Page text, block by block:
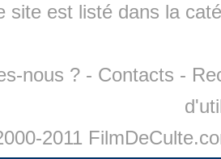
site est listé dans la
nous ? - Contacts -
2011